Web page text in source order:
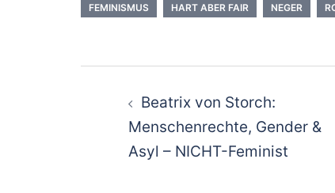
FEMINISMUS HART ABER FAIR NEGER
Beatrix von Storch:
Menschenrechte, Gender &
Asyl – NICHT-Feminist